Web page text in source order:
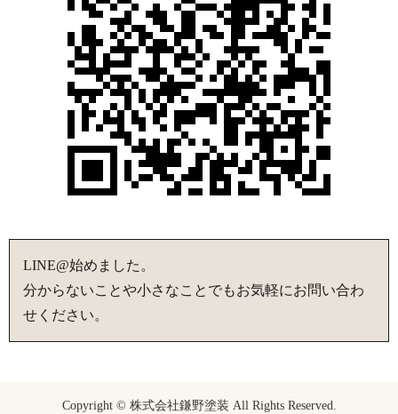
LINE@始めました。
分からないことや小さなことでもお気軽にお問い合わ
せください。
Copyright © 株式会社鎌野塗装 All Rights Reserved.